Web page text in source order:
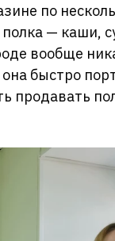
по
полка — каши,
вообще
быстро
продавать